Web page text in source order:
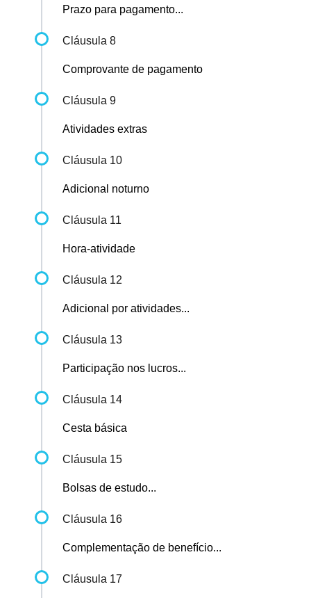
Prazo para pagamento...
Cláusula 8
Comprovante de pagamento
Cláusula 9
Atividades extras
Cláusula 10
Adicional noturno
Cláusula 11
Hora-atividade
Cláusula 12
Adicional por atividades...
Cláusula 13
Participação nos lucros...
Cláusula 14
Cesta básica
Cláusula 15
Bolsas de estudo...
Cláusula 16
Complementação de benefício...
Cláusula 17